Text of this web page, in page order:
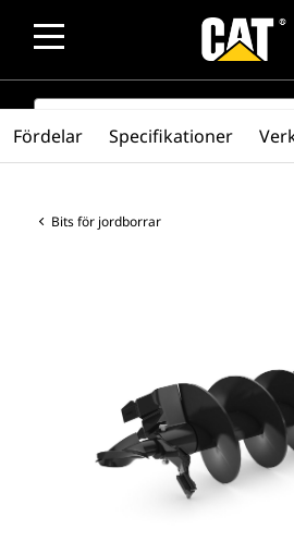
SEARCH
Bits för jordborrar
Fördelar Specifikationer